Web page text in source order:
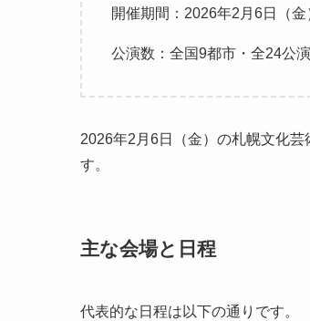
開催期間：2026年2月6日（金
公演数：全国9都市・全24公演
2026年2月6日（金）の札幌文化
す。
主な会場と日程
代表的な日程は以下の通りです。